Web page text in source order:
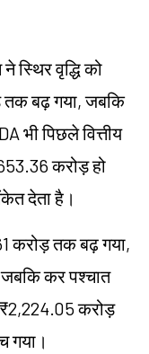
स्थिर वृद्धि को
तक बढ़ गया, जबकि
भी पिछले वित्तीय
करोड़ हो
देता है।
करोड़ तक बढ़ गया,
कर पश्चात
₹2,224.05 करोड़
गया।